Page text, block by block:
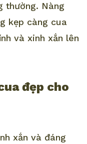
thường. Nàng
kẹp càng cua
và xinh xắn lên
đẹp cho
xắn và đáng